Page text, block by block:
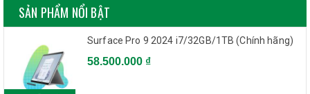
SẢN PHẨM NỔI BẬT
Surface Pro 9 2024 i7/32GB/1TB (Chính hãng)
58.500.000 ₫